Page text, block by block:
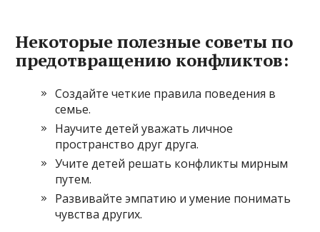
Некоторые полезные советы по
предотвращению конфликтов:
Создайте четкие правила поведения в
семье.
Научите детей уважать личное
пространство друг друга.
Учите детей решать конфликты мирным
путем.
Развивайте эмпатию и умение понимать
чувства других.